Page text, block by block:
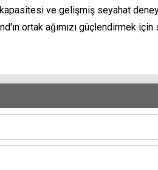
ve gelişmiş seyahat
ortak ağımızı güçlendirmek